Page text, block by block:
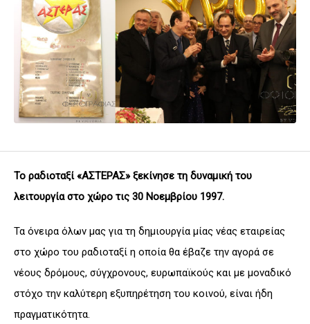
Το ραδιοταξί «ΑΣΤΕΡΑΣ» ξεκίνησε τη δυναμική του
λειτουργία στο χώρο τις 30 Νοεμβρίου 1997.
Τα όνειρα όλων μας για τη δημιουργία μίας νέας εταιρείας
στο χώρο του ραδιοταξί η οποία θα έβαζε την αγορά σε
νέους δρόμους, σύγχρονους, ευρωπαϊκούς και με μοναδικό
στόχο την καλύτερη εξυπηρέτηση του κοινού, είναι ήδη
πραγματικότητα.